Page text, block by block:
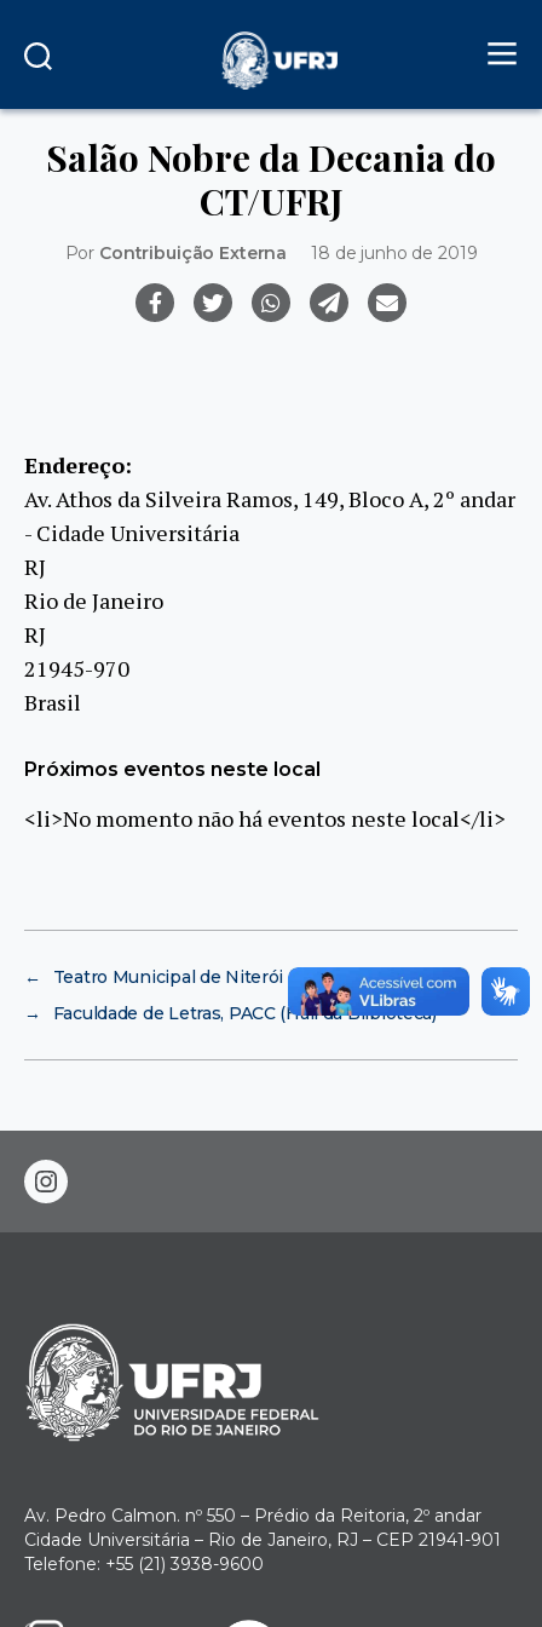
Salão Nobre da Decania do
CT/UFRJ
Por Contribuição Externa 18 de junho de 2019
Endereço:
Av. Athos da Silveira Ramos, 149, Bloco A, 2º andar
- Cidade Universitária
RJ
Rio de Janeiro
RJ
21945-970
Brasil
Próximos eventos neste local
<li>No momento não há eventos neste local</li>
←
Teatro Municipal de Niterói
→
Faculdade de Letras, PACC (Hall da Bilbioteca)
instagram
Av. Pedro Calmon. nº 550 – Prédio da Reitoria, 2º andar
Cidade Universitária – Rio de Janeiro, RJ – CEP 21941-901
Telefone: +55 (21) 3938-9600